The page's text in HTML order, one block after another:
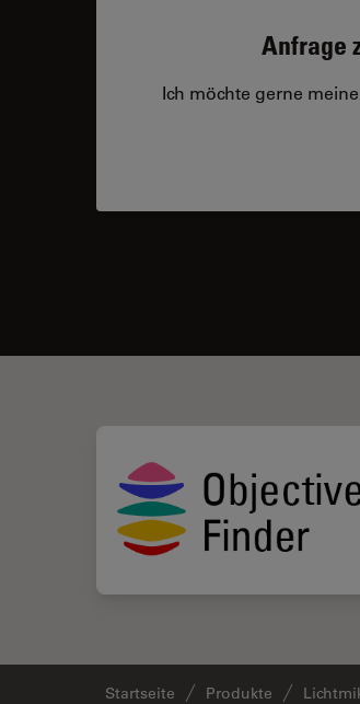
Anfrage
Ich möchte gerne
Startseite Produkte